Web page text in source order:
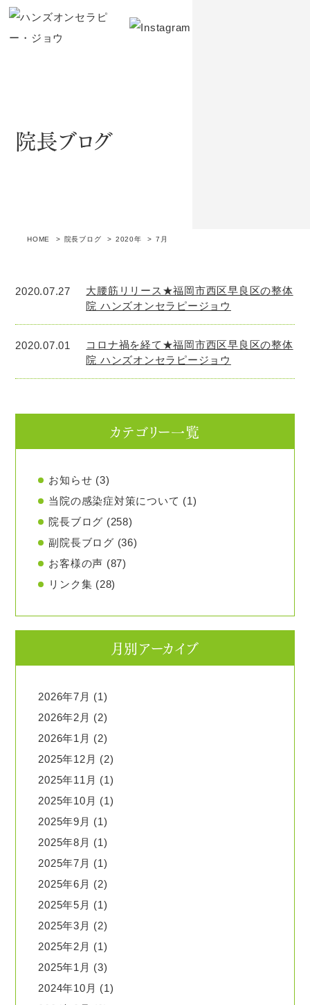
院長ブログ
HOME 院長ブログ 2020年 7月
2020.07.27
大腰筋リリース★福岡市西区早良区の整体
院 ハンズオンセラピージョウ
2020.07.01
コロナ禍を経て★福岡市西区早良区の整体
院 ハンズオンセラピージョウ
カテゴリー一覧
お知らせ (3)
当院の感染症対策について (1)
院長ブログ (258)
副院長ブログ (36)
お客様の声 (87)
リンク集 (28)
月別アーカイブ
2026年7月 (1)
2026年2月 (2)
2026年1月 (2)
2025年12月 (2)
2025年11月 (1)
2025年10月 (1)
2025年9月 (1)
2025年8月 (1)
2025年7月 (1)
2025年6月 (2)
2025年5月 (1)
2025年3月 (2)
2025年2月 (1)
2025年1月 (3)
2024年10月 (1)